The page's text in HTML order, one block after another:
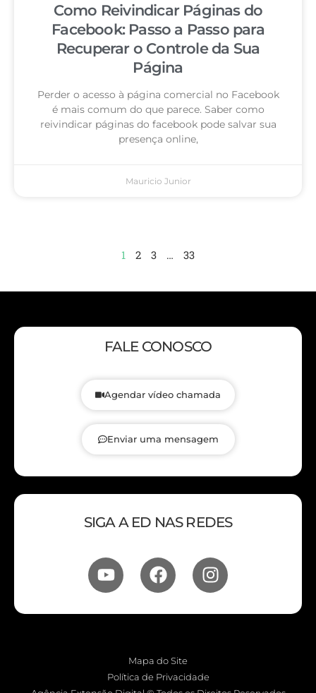
Como Reivindicar Páginas do
Facebook: Passo a Passo para
Recuperar o Controle da Sua
Página
Perder o acesso à página comercial no Facebook
é mais comum do que parece. Saber como
reivindicar páginas do facebook pode salvar sua
presença online,
Mauricio Junior
1 2 3 … 33
FALE CONOSCO
Agendar vídeo chamada
Enviar uma mensagem
SIGA A ED NAS REDES
Mapa do Site
Política de Privacidade